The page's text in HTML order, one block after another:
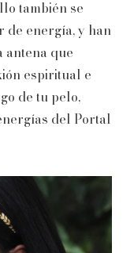
también se
de energía, y han
antena que
espiritual e
de tu pelo,
del Portal